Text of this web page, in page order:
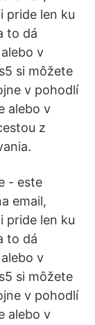
pride len ku
to dá
v
si môžete
v pohodlí
alebo v
z
- este
email,
pride len ku
to dá
v
si môžete
v pohodlí
alebo v